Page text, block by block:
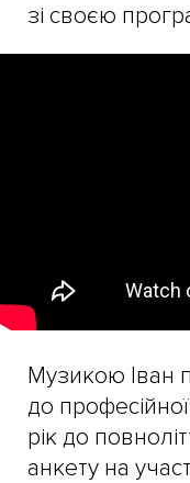
зі своєю
Музикою Іван
до
рік до
анкету на